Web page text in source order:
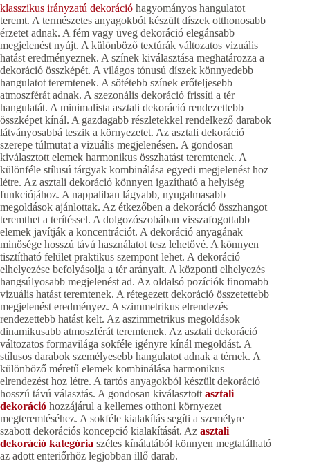
klasszikus irányzatú dekoráció hagyományos hangulatot
teremt. A természetes anyagokból készült díszek otthonosabb
érzetet adnak. A fém vagy üveg dekoráció elegánsabb
megjelenést nyújt. A különböző textúrák változatos vizuális
hatást eredményeznek. A színek kiválasztása meghatározza a
dekoráció összképét. A világos tónusú díszek könnyedebb
hangulatot teremtenek. A sötétebb színek erőteljesebb
atmoszférát adnak. A szezonális dekoráció frissíti a tér
hangulatát. A minimalista asztali dekoráció rendezettebb
összképet kínál. A gazdagabb részletekkel rendelkező darabok
látványosabbá teszik a környezetet. Az asztali dekoráció
szerepe túlmutat a vizuális megjelenésen. A gondosan
kiválasztott elemek harmonikus összhatást teremtenek. A
különféle stílusú tárgyak kombinálása egyedi megjelenést hoz
létre. Az asztali dekoráció könnyen igazítható a helyiség
funkciójához. A nappaliban lágyabb, nyugalmasabb
megoldások ajánlottak. Az étkezőben a dekoráció összhangot
teremthet a terítéssel. A dolgozószobában visszafogottabb
elemek javítják a koncentrációt. A dekoráció anyagának
minősége hosszú távú használatot tesz lehetővé. A könnyen
tisztítható felület praktikus szempont lehet. A dekoráció
elhelyezése befolyásolja a tér arányait. A központi elhelyezés
hangsúlyosabb megjelenést ad. Az oldalsó pozíciók finomabb
vizuális hatást teremtenek. A rétegezett dekoráció összetettebb
megjelenést eredményez. A szimmetrikus elrendezés
rendezettebb hatást kelt. Az aszimmetrikus megoldások
dinamikusabb atmoszférát teremtenek. Az asztali dekoráció
változatos formavilága sokféle igényre kínál megoldást. A
stílusos darabok személyesebb hangulatot adnak a térnek. A
különböző méretű elemek kombinálása harmonikus
elrendezést hoz létre. A tartós anyagokból készült dekoráció
hosszú távú választás. A gondosan kiválasztott asztali
dekoráció hozzájárul a kellemes otthoni környezet
megteremtéséhez. A sokféle kialakítás segíti a személyre
szabott dekorációs koncepció kialakítását. Az asztali
dekoráció kategória széles kínálatából könnyen megtalálható
az adott enteriőrhöz legjobban illő darab.